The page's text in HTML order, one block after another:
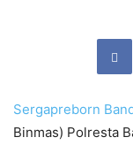
Sergapreborn
Binmas) Polresta